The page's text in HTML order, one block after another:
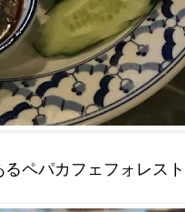
ペパカフェフォレス